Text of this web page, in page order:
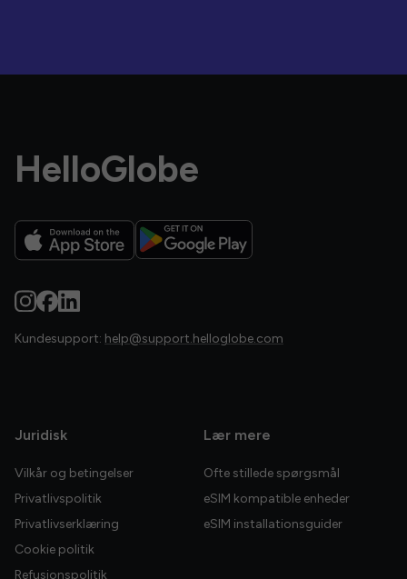
HelloGlobe
Kundesupport: help@support.helloglobe.com
Juridisk
Vilkår og betingelser
Privatlivspolitik
Privatlivserklæring
Cookie politik
Refusionspolitik
Lær mere
Ofte stillede spørgsmål
eSIM kompatible enheder
eSIM installationsguider